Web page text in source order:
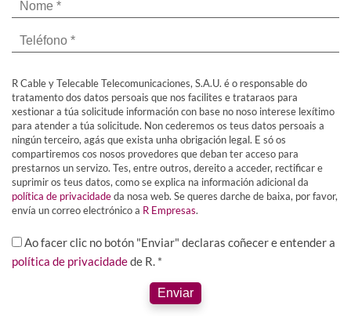
R Cable y Telecable Telecomunicaciones, S.A.U. é o responsable do
tratamento dos datos persoais que nos facilites e trataraos para
xestionar a túa solicitude información con base no noso interese lexítimo
para atender a túa solicitude. Non cederemos os teus datos persoais a
ningún terceiro, agás que exista unha obrigación legal. E só os
compartiremos cos nosos provedores que deban ter acceso para
prestarnos un servizo. Tes, entre outros, dereito a acceder, rectificar e
suprimir os teus datos, como se explica na información adicional da
política de privacidadeda nosa web. Se queres darche de baixa, por favor,
envía un correo electrónico a R Empresas.
Ao facer clic no botón "Enviar" declaras coñecer e entender a
política de privacidadede R. *
Enviar